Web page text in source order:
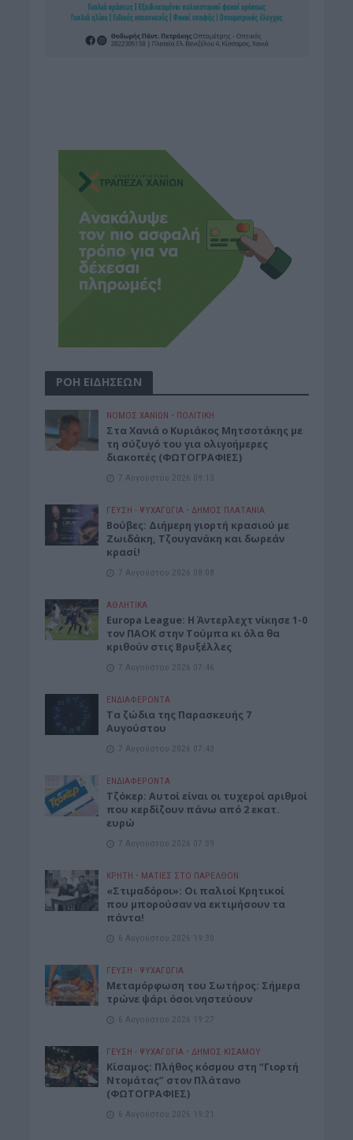
ΡΟΗ ΕΙΔΗΣΕΩΝ
ΝΟΜΌΣ ΧΑΝΊΩΝ • ΠΟΛΙΤΙΚΗ
Στα Χανιά ο Κυριάκος Μητσοτάκης με
τη σύζυγό του για ολιγοήμερες
διακοπές (ΦΩΤΟΓΡΑΦΙΕΣ)
7 Αυγούστου 2026 09:13
ΓΕΎΣΗ - ΨΥΧΑΓΩΓΊΑ • ΔΉΜΟΣ ΠΛΑΤΑΝΙΆ
Βούβες: Διήμερη γιορτή κρασιού με
Ζωιδάκη, Τζουγανάκη και δωρεάν
κρασί!
7 Αυγούστου 2026 08:08
ΑΘΛΗΤΙΚΑ
Europa League: Η Άντερλεχτ νίκησε 1-0
τον ΠΑΟΚ στην Τούμπα κι όλα θα
κριθούν στις Βρυξέλλες
7 Αυγούστου 2026 07:46
ΕΝΔΙΑΦΕΡΟΝΤΑ
Tα ζώδια της Παρασκευής 7
Αυγούστου
7 Αυγούστου 2026 07:43
ΕΝΔΙΑΦΕΡΟΝΤΑ
Τζόκερ: Αυτοί είναι οι τυχεροί αριθμοί
που κερδίζουν πάνω από 2 εκατ.
ευρώ
7 Αυγούστου 2026 07:39
ΚΡΗΤΗ • ΜΑΤΙΕΣ ΣΤΟ ΠΑΡΕΛΘΟΝ
«Στιμαδόροι»: Οι παλιοί Κρητικοί
που μπορούσαν να εκτιμήσουν τα
πάντα!
6 Αυγούστου 2026 19:30
ΓΕΎΣΗ - ΨΥΧΑΓΩΓΊΑ
Μεταμόρφωση του Σωτήρος: Σήμερα
τρώνε ψάρι όσοι νηστεύουν
6 Αυγούστου 2026 19:27
ΓΕΎΣΗ - ΨΥΧΑΓΩΓΊΑ • ΔΉΜΟΣ ΚΙΣΆΜΟΥ
Κίσαμος: Πλήθος κόσμου στη “Γιορτή
Ντομάτας” στον Πλάτανο
(ΦΩΤΟΓΡΑΦΙΕΣ)
6 Αυγούστου 2026 19:21